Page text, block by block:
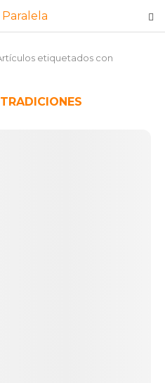
etiquetados con
TRADICIONES